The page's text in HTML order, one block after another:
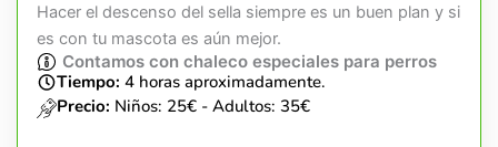
Hacer el descenso del sella siempre es un buen plan y si
es con tu mascota es aún mejor.
Contamos con chaleco especiales para perros
Tiempo: 4 horas aproximadamente.
Precio: Niños: 25€ - Adultos: 35€